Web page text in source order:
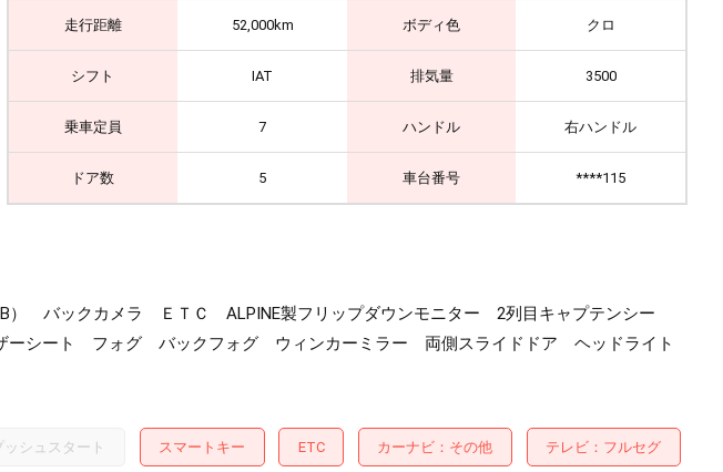
走行距離 52,000km ボディ色 クロ
シフト IAT 排気量 3500
乗車定員 7 ハンドル 右ハンドル
ドア数 5 車台番号 ****115
） バックカメラ ＥＴＣ ALPINE製フリップダウンモニター 2列目キャプテンシー
シート フォグ バックフォグ ウィンカーミラー 両側スライドドア ヘッドライト
ッシュスタート スマートキー ETC カーナビ その他 テレビ フルセグ